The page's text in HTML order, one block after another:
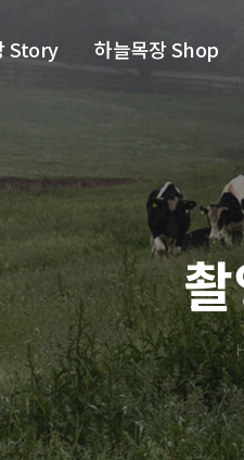
Story 하늘목장 Shop